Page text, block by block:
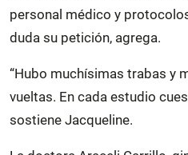
personal médico y
duda su petición, agrega.
“Hubo muchísimas trabas y
vueltas. En cada estudio
sostiene Jacqueline.